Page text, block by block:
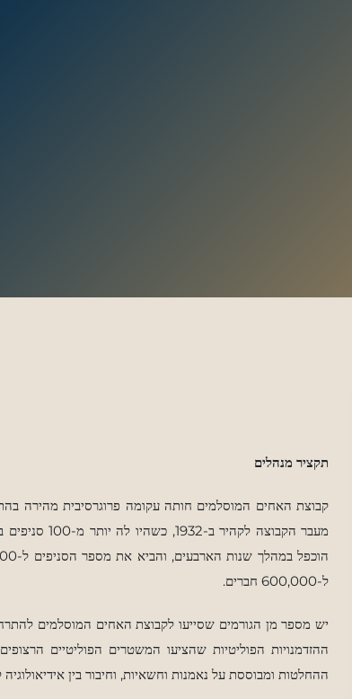
תקציר מנהלים
מעבר הקבוצה לקהיר ב-1932, כשהיו לה יותר מ-100
סניפים ב-1936 והגיעו ל-400 סניפים בסוף שנות ה-30
הוכפל במהלך שנות הארבעים, והביא את מספר הסניפים
ל-600,000 חברים.
יש מספר מן הגורמים שסייעו לקבוצת האחים המוסלמים
ההזדמנויות הפוליטיות שהציעו המשטרים הפוליטיים
ההחלטות ומבוססת על נאמנות וחשאיות, וחיבור בין